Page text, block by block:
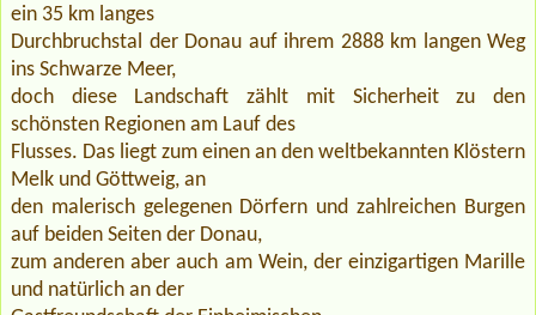
ein 35 km langes
Durchbruchstal der Donau auf ihrem 2888 km langen Weg
ins Schwarze Meer,
doch diese Landschaft zählt mit Sicherheit zu den
schönsten Regionen am Lauf des
Flusses. Das liegt zum einen an den weltbekannten Klöstern
Melk und Göttweig, an
den malerisch gelegenen Dörfern und zahlreichen Burgen
auf beiden Seiten der Donau,
zum anderen aber auch am Wein, der einzigartigen Marille
und natürlich an der